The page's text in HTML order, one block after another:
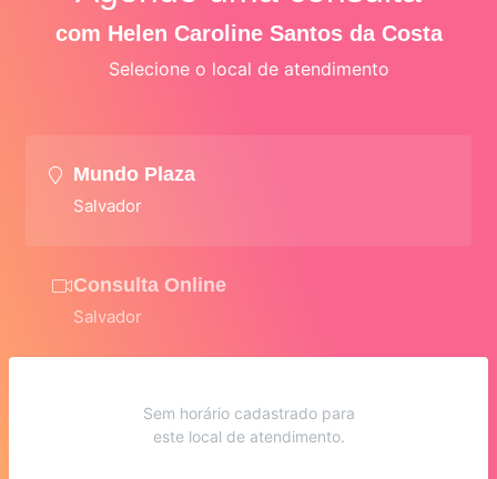
com Helen Caroline Santos da Costa
Selecione o local de atendimento
Mundo Plaza
Salvador
Consulta Online
Salvador
Sem horário cadastrado para
este local de atendimento.